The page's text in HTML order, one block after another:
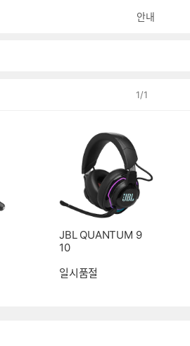
안내
1/1
JBL QUANTUM 9
10
일시품절